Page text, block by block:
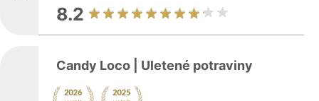
8.2
Candy Loco | Uletené potraviny